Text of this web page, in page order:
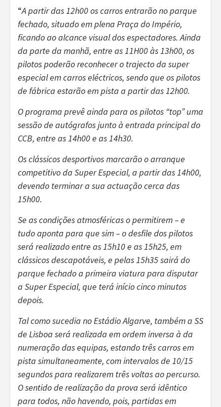
“A partir das 12h00 os carros entrarão no parque
fechado, situado em plena Praça do Império,
ficando ao alcance visual dos espectadores. Ainda
da parte da manhã, entre as 11H00 às 13h00, os
pilotos poderão reconhecer o trajecto da super
especial em carros eléctricos, sendo que os pilotos
de fábrica estarão em pista a partir das 12h00.
O programa prevê ainda para os pilotos “top” uma
sessão de autógrafos junto à entrada principal do
CCB, entre as 14h00 e as 14h30.
Os clássicos desportivos marcarão o arranque
competitivo da Super Especial, a partir das 14h00,
devendo terminar a sua actuação cerca das
15h00.
Se as condições atmosféricas o permitirem – e
tudo aponta para que sim – o desfile dos pilotos
será realizado entre as 15h10 e as 15h25, em
clássicos descapotáveis, e pelas 15h35 sairá do
parque fechado a primeira viatura para disputar
a Super Especial, que terá início cinco minutos
depois.
Tal como sucedia no Estádio Algarve, também a SS
de Lisboa será realizada em ordem inversa à da
numeração das equipas, estando três carros em
pista simultaneamente, com intervalos de 10/15
segundos para realizarem três voltas ao percurso.
O sentido de realização da prova será idêntico
para todos, não havendo, pois, partidas em